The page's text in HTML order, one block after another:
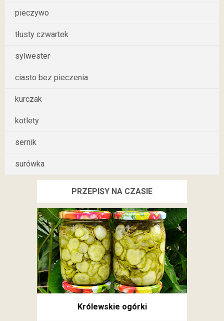
pieczywo
tłusty czwartek
sylwester
ciasto bez pieczenia
kurczak
kotlety
sernik
surówka
PRZEPISY NA CZASIE
Królewskie ogórki